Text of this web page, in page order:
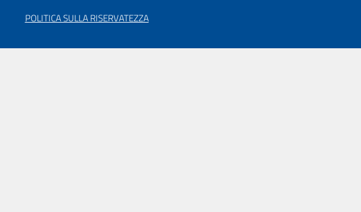
POLITICA SULLA RISERVATEZZA